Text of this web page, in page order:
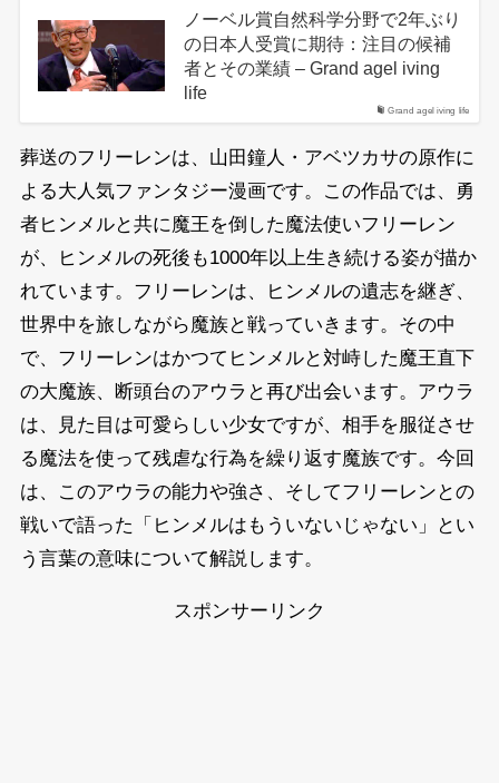
Grand agel iving life
ノーベル賞自然科学分野で2年ぶり
の日本人受賞に期待：注目の候補
者とその業績 – Grand agel iving
life
葬送のフリーレンは、山田鐘人・アベツカサの原作に
よる大人気ファンタジー漫画です。この作品では、勇
者ヒンメルと共に魔王を倒した魔法使いフリーレン
が、ヒンメルの死後も1000年以上生き続ける姿が描か
れています。フリーレンは、ヒンメルの遺志を継ぎ、
世界中を旅しながら魔族と戦っていきます。その中
で、フリーレンはかつてヒンメルと対峙した魔王直下
の大魔族、断頭台のアウラと再び出会います。アウラ
は、見た目は可愛らしい少女ですが、相手を服従させ
る魔法を使って残虐な行為を繰り返す魔族です。今回
は、このアウラの能力や強さ、そしてフリーレンとの
戦いで語った「ヒンメルはもういないじゃない」とい
う言葉の意味について解説します。
スポンサーリンク